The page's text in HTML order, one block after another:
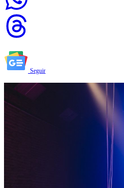
Seguir